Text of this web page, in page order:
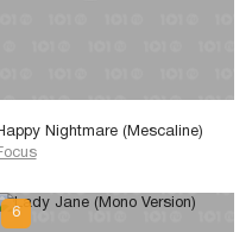
Nightmare (Mescaline)